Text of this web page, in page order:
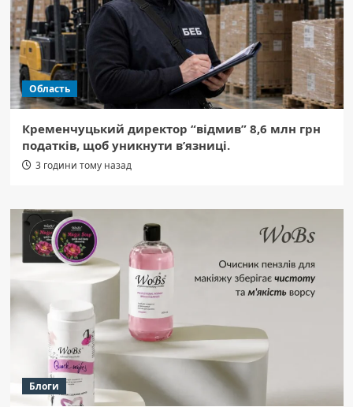
Область
Кременчуцький директор “відмив” 8,6 млн грн
податків, щоб уникнути в’язниці.
3 години тому назад
Блоги